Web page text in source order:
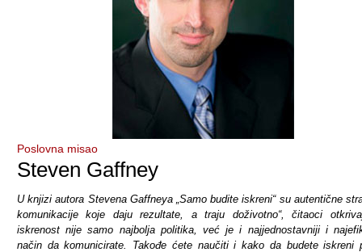
Poslovna misao
Steven Gaffney
U knjizi autora Stevena Gaffneya „Samo budite iskreni“ su autentične
komunikacije koje daju rezultate, a traju doživotno“, čitaoci
iskrenost nije samo najbolja politika, već je i najjednostavniji i
način da komunicirate. Takođe ćete naučiti i kako da budete iskreni